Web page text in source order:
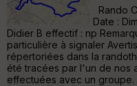
Rando
Date :
Didier B effectif : np
particulière à signaler
répertoriées dans la
été tracées par l'un de nos
effectuées avec un groupe.